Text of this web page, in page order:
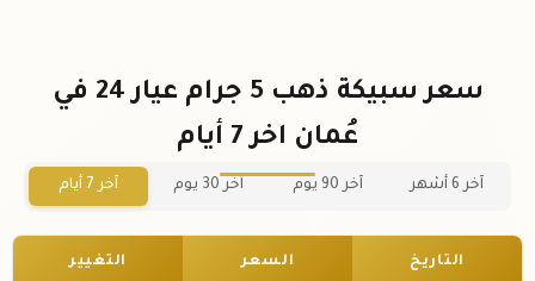
سعر سبيكة ذهب 5 جرام عيار 24 في
عُمان اخر 7 أيام
آخر 6 أشهر آخر 90 يوم آخر 30 يوم آخر 7 أيام
التاريخ السعر التغيير